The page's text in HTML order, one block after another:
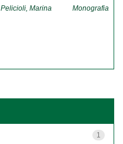
Pelicioli, Marina Monografia
1